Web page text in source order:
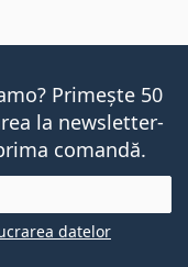
Primește 50
la newsletter-
comandă.
datelor